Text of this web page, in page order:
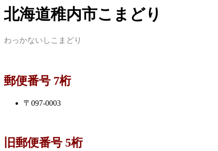
北海道稚内市こまどり
わっかないしこまどり
郵便番号 7桁
〒097-0003
旧郵便番号 5桁